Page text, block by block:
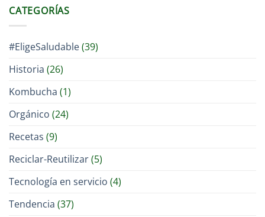
CATEGORÍAS
#EligeSaludable(39)
Historia (26)
Kombucha (1)
Orgánico (24)
Recetas (9)
Reciclar-Reutilizar(5)
Tecnología en servicio (4)
Tendencia (37)